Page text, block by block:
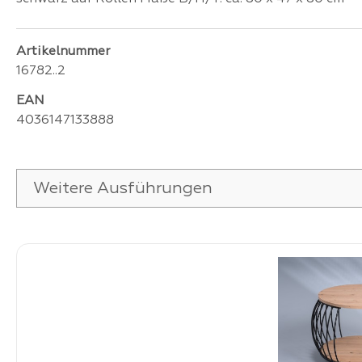
Artikelnummer
16782..2
EAN
4036147133888
Weitere Ausführungen